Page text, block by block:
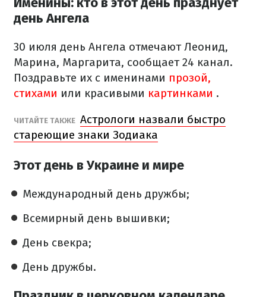
день Ангела
30 июля день Ангела отмечают Леонид,
Марина, Маргарита, сообщает 24 канал.
Поздравьте их с именинами прозой,
стихами или красивыми картинками .
ЧИТАЙТЕ ТАКЖЕ Астрологи назвали быстро
стареющие знаки Зодиака
Этот день в Украине и мире
Международный день дружбы;
Всемирный день вышивки;
День свекра;
День дружбы.